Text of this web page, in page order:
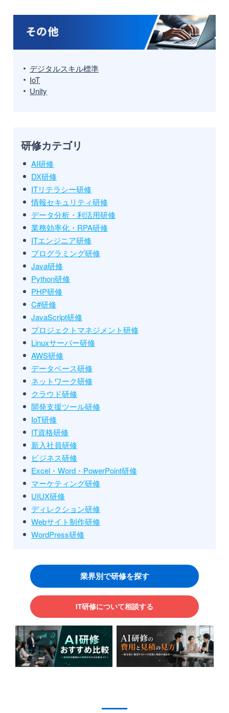
デジタルスキル標準
IoT
Unity
研修カテゴリ
AI研修
DX研修
ITリテラシー研修
情報セキュリティ研修
データ分析・利活用研修
業務効率化・RPA研修
ITエンジニア研修
プログラミング研修
Java研修
Python研修
PHP研修
C#研修
JavaScript研修
プロジェクトマネジメント研修
Linuxサーバー研修
AWS研修
データベース研修
ネットワーク研修
クラウド研修
開発支援ツール研修
IoT研修
IT資格研修
新入社員研修
ビジネス研修
Excel・Word・PowerPoint研修
マーケティング研修
UIUX研修
ディレクション研修
Webサイト制作研修
WordPress研修
業界別で研修を探す
IT研修について相談する